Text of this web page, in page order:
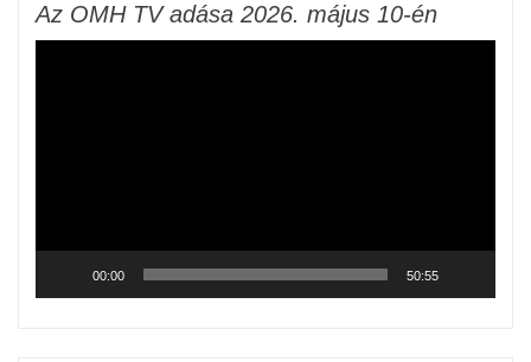
Az OMH TV adása 2026. május 10-én
00:00 50:55